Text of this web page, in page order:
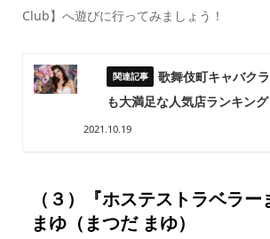
Club】へ遊びに行ってみましょう！
歌舞伎町キャバク
も大満足な人気店ランキング
2021.10.19
（３）『ホステストラベラー
まゆ（まつだ まゆ）